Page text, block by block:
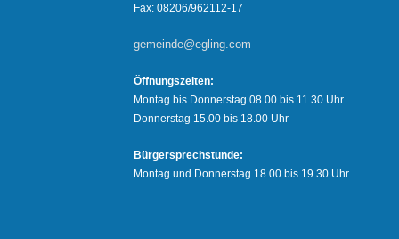
Fax: 08206/962112-17
gemeinde@egling.com
Öffnungszeiten:
Montag bis Donnerstag 08.00 bis 11.30 Uhr
Donnerstag 15.00 bis 18.00 Uhr
Bürgersprechstunde:
Montag und Donnerstag 18.00 bis 19.30 Uhr